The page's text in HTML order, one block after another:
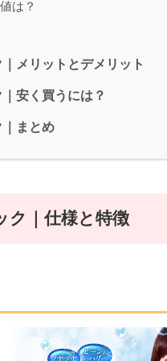
は？
メリットとデメリット
安く買うには？
まとめ
ク｜仕様と特徴